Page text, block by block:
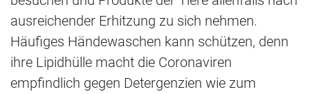
ausreichender Erhitzung zu sich nehmen.
Häufiges Händewaschen kann schützen, denn
ihre Lipidhülle macht die Coronaviren
empfindlich gegen Detergenzien wie zum